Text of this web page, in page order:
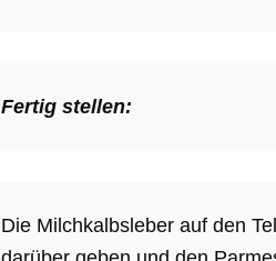
Fertig stellen:
Die Milchkalbsleber auf den